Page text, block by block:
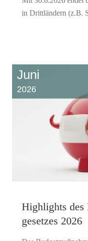
in Drittländern (z.B.
Juni
2026
Highlights des
gesetzes 2026